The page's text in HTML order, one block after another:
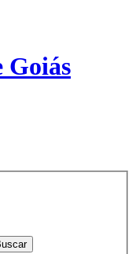
Goiás